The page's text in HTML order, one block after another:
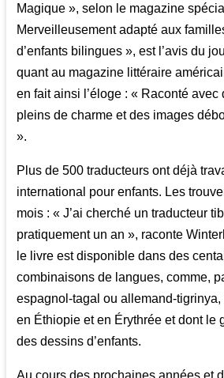
Magique », selon le magazine
Merveilleusement adapté aux
d’enfants bilingues », est l’avis du
quant au magazine littéraire
en fait ainsi l’éloge : « Raconté
pleins de charme et des images
».
Plus de 500 traducteurs ont déjà
international pour enfants. Les
mois : « J’ai cherché un traducteur
pratiquement un an », raconte
le livre est disponible dans des
combinaisons de langues, comme,
espagnol-tagal ou allemand-
en Éthiopie et en Érythrée et dont le
des dessins d’enfants.
Au cours des prochaines années et